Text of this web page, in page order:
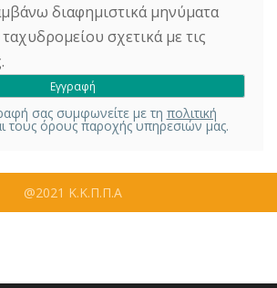
διαφημιστικά μηνύματα
σχετικά με τις
σας συμφωνείτε με τη πολιτική
τους όρους παροχής υπηρεσιών μας.
@2021 Κ.Κ.Π.Π.Α